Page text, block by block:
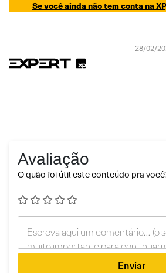
Se você ainda não tem conta na
28/02/
Avaliação
O quão foi útil este conteúdo pra
Enviar